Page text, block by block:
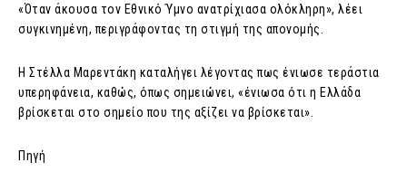
«Όταν άκουσα τον Εθνικό Ύμνο ανατρίχιασα ολόκληρη», λέει
συγκινημένη, περιγράφοντας τη στιγμή της απονομής.
Η Στέλλα Μαρεντάκη καταλήγει λέγοντας πως ένιωσε τεράστια
υπερηφάνεια, καθώς, όπως σημειώνει, «ένιωσα ότι η Ελλάδα
βρίσκεται στο σημείο που της αξίζει να βρίσκεται».
Πηγή